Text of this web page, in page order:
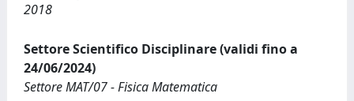
2018
Settore Scientifico Disciplinare (validi fino a
24/06/2024)
Settore MAT/07 - Fisica Matematica